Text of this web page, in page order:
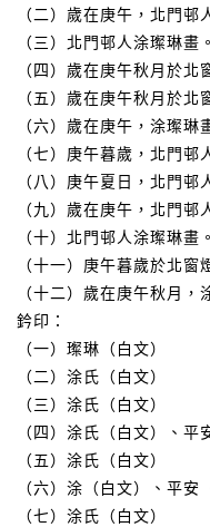
（二）歲在庚午，北門邨
（三）北門邨人涂璨琳畫。
（四）歲在庚午秋月於
（五）歲在庚午秋月於北
（六）歲在庚午，涂璨琳
（七）庚午暮歲，北門邨
（八）庚午夏日，北門邨
（九）歲在庚午，北門邨
（十）北門邨人涂璨琳畫。
（十一）庚午暮歲於北窗
（十二）歲在庚午秋月，
鈐印：
（一）璨琳（白文）
（二）涂氏（白文）
（三）涂氏（白文）
（四）涂氏（白文）、平
（五）涂氏（白文）
（六）涂（白文）、平安
（七）涂氏（白文）